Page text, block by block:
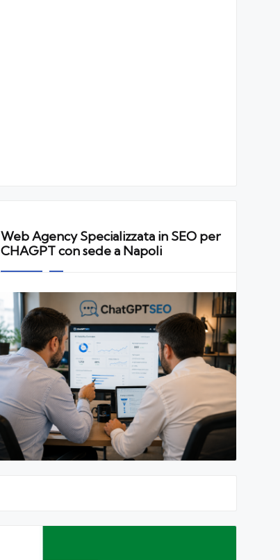
Web Agency Specializzata in SEO per
CHAGPT con sede a Napoli